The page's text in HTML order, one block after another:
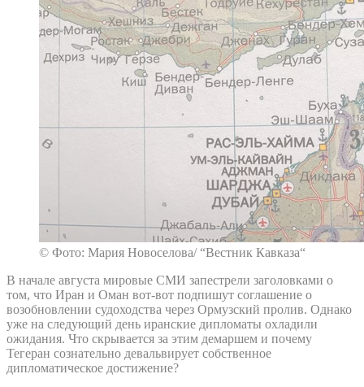
© Фото: Мария Новоселова/ “Вестник Кавказа“
В начале августа мировые СМИ запестрели заголовками о
том, что Иран и Оман вот-вот подпишут соглашение о
возобновлении судоходства через Ормузский пролив. Однако
уже на следующий день иранские дипломаты охладили
ожидания. Что скрывается за этим демаршем и почему
Тегеран сознательно девальвирует собственное
дипломатическое достижение?